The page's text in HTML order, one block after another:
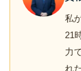
私
21
力
れ